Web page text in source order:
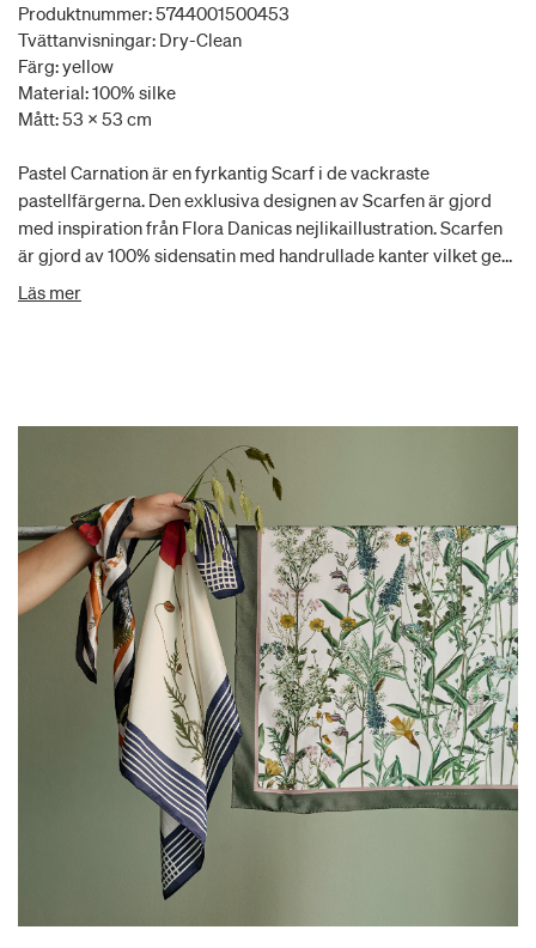
Produktnummer: 5744001500453
Tvättanvisningar: Dry-Clean
Färg: yellow
Material: 100% silke
Mått: 53 x 53 cm
Pastel Carnation är en fyrkantig Scarf i de vackraste
pastellfärgerna. Den exklusiva designen av Scarfen är gjord
med inspiration från Flora Danicas nejlikaillustration. Scarfen
är gjord av 100% sidensatin med handrullade kanter vilket ger
ett exklusivt utseende. Utöver det vackra utseendet är Scarfen
Läs mer